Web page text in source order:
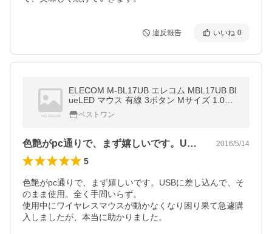
違反報告 いいね 0
ELECOM M-BL17UB エレコム MBL17UB Bl
ueLED マウス 有線 3ボタン Mサイズ 1.0m
ケーブル
ベストワン
色艶がpc通りで、まず嬉しいです。US… 2016/5/14
5
色艶がpc通りで、まず嬉しいです。USBに差し込んで、そ
のまま使用。全く手間いらず。
使用中にワイヤレスマウスが動かなくなり困り果て急遽購
入しましたが、本当に助かりました。